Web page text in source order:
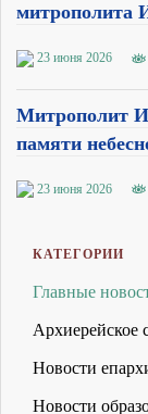
митрополита
23 июня 2026
Митрополит
памяти
23 июня 2026
КАТЕГОРИИ
Главные
Архиерейское
Новости
Новости